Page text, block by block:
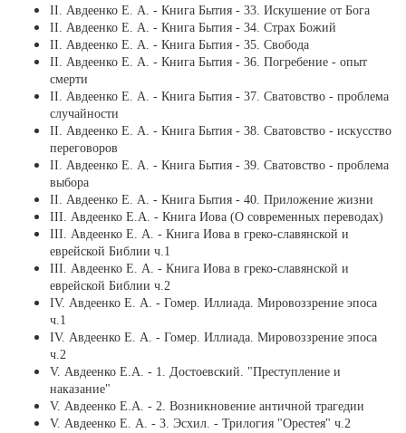
ІІ. Авдеенко Е. А. - Книга Бытия - 33. Искушение от Бога
ІІ. Авдеенко Е. А. - Книга Бытия - 34. Страх Божий
ІІ. Авдеенко Е. А. - Книга Бытия - 35. Свобода
ІІ. Авдеенко Е. А. - Книга Бытия - 36. Погребение - опыт
смерти
ІІ. Авдеенко Е. А. - Книга Бытия - 37. Сватовство - проблема
случайности
ІІ. Авдеенко Е. А. - Книга Бытия - 38. Сватовство - искусство
переговоров
ІІ. Авдеенко Е. А. - Книга Бытия - 39. Сватовство - проблема
выбора
ІІ. Авдеенко Е. А. - Книга Бытия - 40. Приложение жизни
ІІI. Авдеенко Е.А. - Книга Иова (О современных переводах)
ІІІ. Авдеенко Е. А. - Книга Иова в греко-славянской и
еврейской Библии ч.1
ІІІ. Авдеенко Е. А. - Книга Иова в греко-славянской и
еврейской Библии ч.2
ІV. Авдеенко Е. А. - Гомер. Иллиада. Мировоззрение эпоса
ч.1
ІV. Авдеенко Е. А. - Гомер. Иллиада. Мировоззрение эпоса
ч.2
V. Авдеенко Е.А. - 1. Достоевский. "Преступление и
наказание"
V. Авдеенко Е.А. - 2. Возникновение античной трагедии
V. Авдеенко Е. А. - 3. Эсхил. - Трилогия "Орестея" ч.2